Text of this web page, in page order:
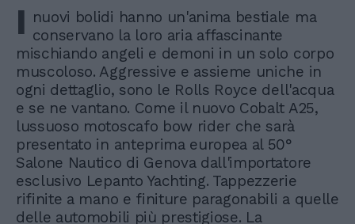
I nuovi bolidi hanno un'anima bestiale ma
conservano la loro aria affascinante
mischiando angeli e demoni in un solo corpo
muscoloso. Aggressive e assieme uniche in
ogni dettaglio, sono le Rolls Royce dell'acqua
e se ne vantano. Come il nuovo Cobalt A25,
lussuoso motoscafo bow rider che sarà
presentato in anteprima europea al 50°
Salone Nautico di Genova dall'importatore
esclusivo Lepanto Yachting. Tappezzerie
rifinite a mano e finiture paragonabili a quelle
delle automobili più prestigiose. La